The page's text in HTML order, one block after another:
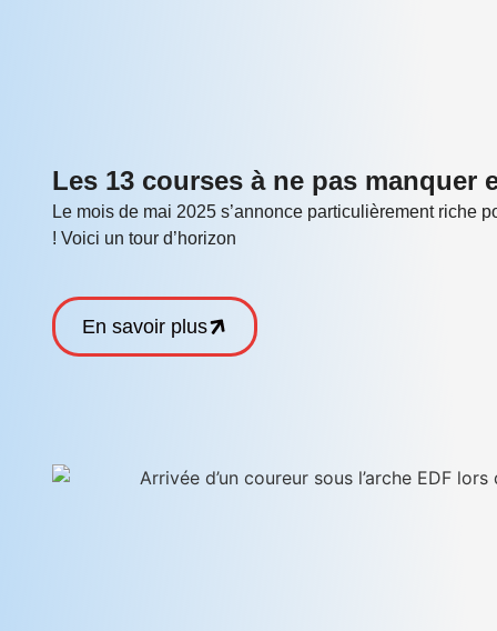
Les 13 courses à ne pas manquer
Le mois de mai 2025 s’annonce particulièrement riche
! Voici un tour d’horizon
En savoir plus